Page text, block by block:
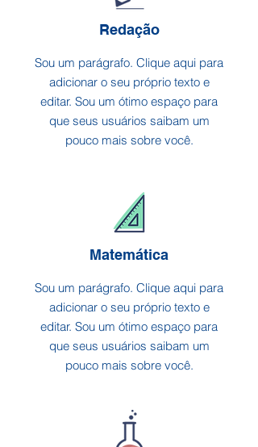
Redação
Sou um parágrafo. Clique aqui para
adicionar o seu próprio texto e
editar. Sou um ótimo espaço para
que seus usuários saibam um
pouco mais sobre você.
Matemática
Sou um parágrafo. Clique aqui para
adicionar o seu próprio texto e
editar. Sou um ótimo espaço para
que seus usuários saibam um
pouco mais sobre você.